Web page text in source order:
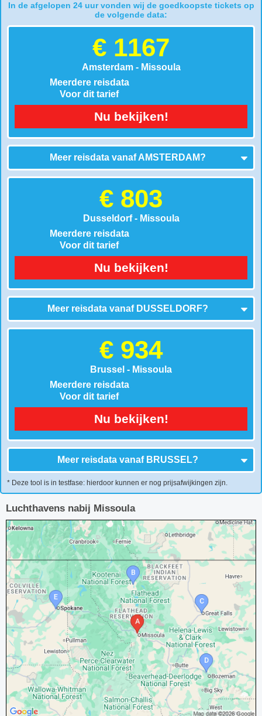
In de afgelopen 24 uur vonden wij de goedkoopste tickets op
de volgende data:
€ 1167
Amsterdam - Missoula
Meerdere reisdata
Voor dit tarief
Nu bekijken!
Meer reisdata vanafAMSTERDAM?
€ 803
Dusseldorf - Missoula
Meerdere reisdata
Voor dit tarief
Nu bekijken!
Meer reisdata vanaf DUSSELDORF?
€ 934
Brussel - Missoula
Meerdere reisdata
Voor dit tarief
Nu bekijken!
Meer reisdata vanaf BRUSSEL?
* Deze tool is in testfase: hierdoor kunnen er nog prijsafwijkingen zijn.
Luchthavens nabij Missoula